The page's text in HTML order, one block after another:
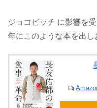
ジョコビッチ に影響を
年にこのような本を出し